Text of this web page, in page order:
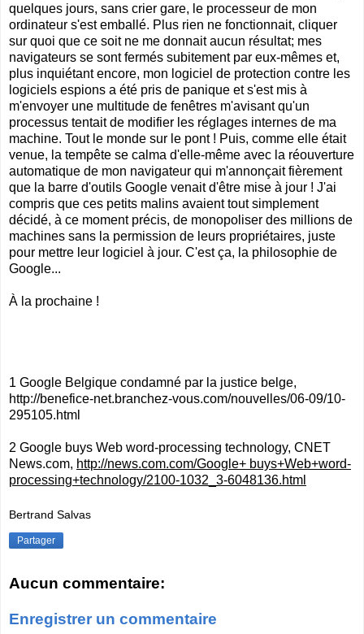
quelques jours, sans crier gare, le processeur de mon
ordinateur s'est emballé. Plus rien ne fonctionnait, cliquer
sur quoi que ce soit ne me donnait aucun résultat; mes
navigateurs se sont fermés subitement par eux-mêmes et,
plus inquiétant encore, mon logiciel de protection contre les
logiciels espions a été pris de panique et s'est mis à
m'envoyer une multitude de fenêtres m'avisant qu'un
processus tentait de modifier les réglages internes de ma
machine. Tout le monde sur le pont ! Puis, comme elle était
venue, la tempête se calma d'elle-même avec la réouverture
automatique de mon navigateur qui m'annonçait fièrement
que la barre d'outils Google venait d'être mise à jour ! J'ai
compris que ces petits malins avaient tout simplement
décidé, à ce moment précis, de monopoliser des millions de
machines sans la permission de leurs propriétaires, juste
pour mettre leur logiciel à jour. C'est ça, la philosophie de
Google...
À la prochaine !
1 Google Belgique condamné par la justice belge,
http://benefice-net.branchez-vous.com/nouvelles/06-09/10-
295105.html
2 Google buys Web word-processing technology, CNET
News.com, http://news.com.com/Google+ buys+Web+word-
processing+technology/2100-1032_3-6048136.html
Bertrand Salvas
Partager
Aucun commentaire:
Enregistrer un commentaire